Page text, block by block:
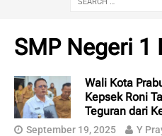
SMP Negeri 1
Wali Kota
Kepsek Roni
Teguran dari
September 19, 2025 Y